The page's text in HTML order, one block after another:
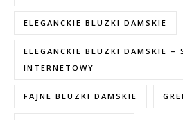
ELEGANCKIE BLUZKI DAMSKIE
ELEGANCKIE BLUZKI DAMSKIE –
INTERNETOWY
FAJNE BLUZKI DAMSKIE